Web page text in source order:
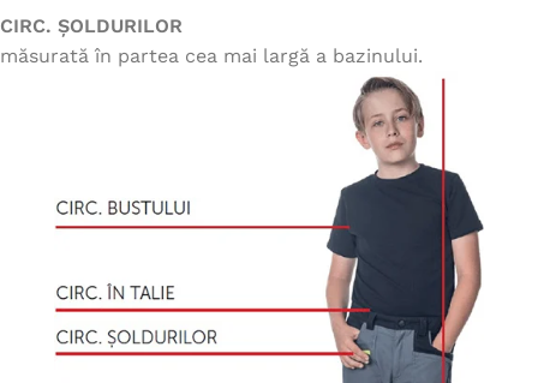
CIRC. ȘOLDURILOR
măsurată în partea cea mai largă a bazinului.